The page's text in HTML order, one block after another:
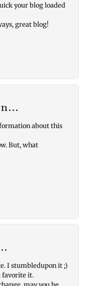
your blog loaded
great blog!
about this
But, what
I stumbledupon it ;)
favorite it.
may you be